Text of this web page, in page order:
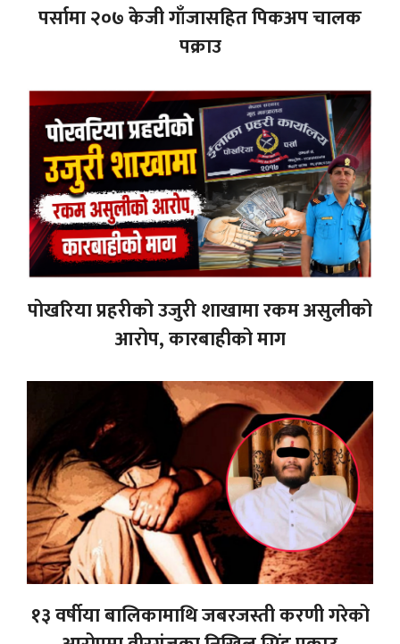
पर्सामा २०७ केजी गाँजासहित पिकअप चालक
पक्राउ
पोखरिया प्रहरीको उजुरी शाखामा रकम असुलीको
आरोप, कारबाहीको माग
१३ वर्षीया बालिकामाथि जबरजस्ती करणी गरेको